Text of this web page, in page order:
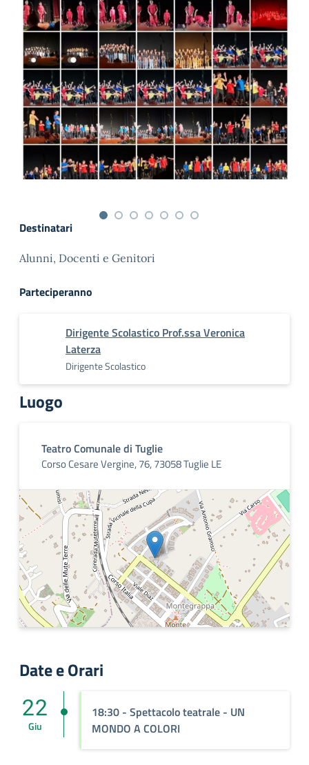
Destinatari
Alunni, Docenti e Genitori
Parteciperanno
Dirigente Scolastico Prof.ssa Veronica
Laterza
Dirigente Scolastico
Luogo
Teatro Comunale di Tuglie
Corso Cesare Vergine, 76, 73058 Tuglie LE
Date e Orari
18:30 - Spettacolo teatrale - UN
MONDO A COLORI
22
Giu